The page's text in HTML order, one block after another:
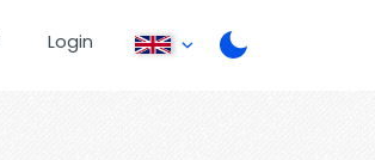
Login